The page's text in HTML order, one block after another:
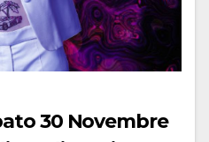
30 Novembre